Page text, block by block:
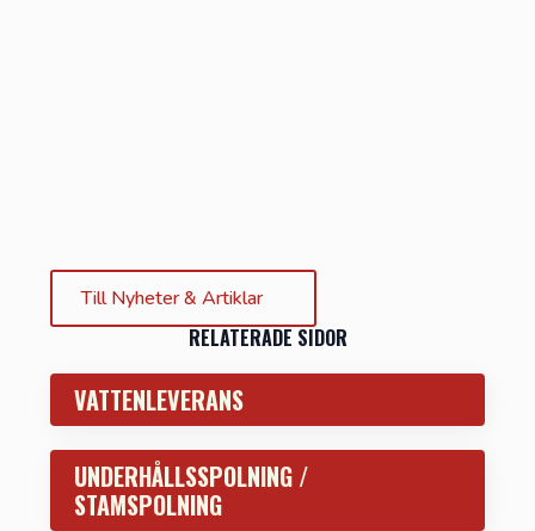
Till Nyheter & Artiklar
RELATERADE SIDOR
VATTENLEVERANS
UNDERHÅLLSSPOLNING /
STAMSPOLNING